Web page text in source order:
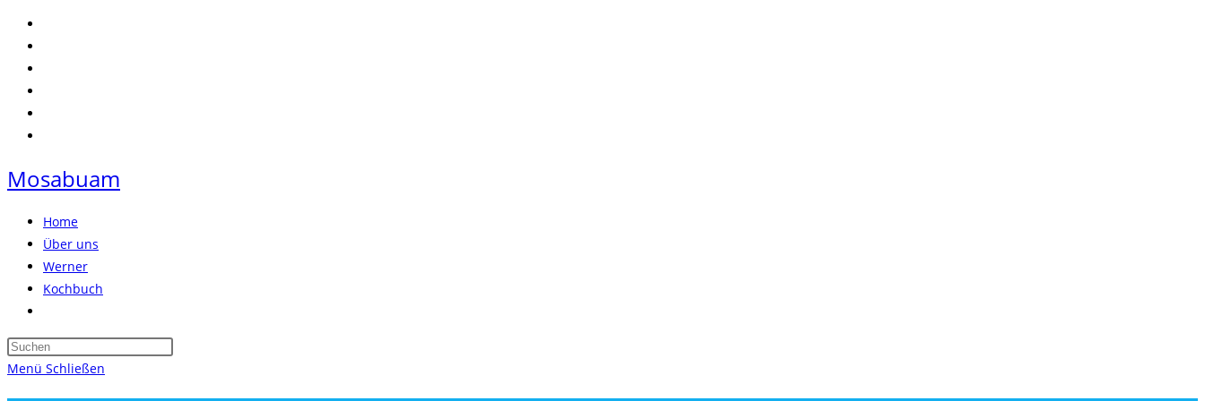
Zum
Inhalt
springen
Mosabuam
Home
Über uns
Werner
Kochbuch
umschalten
Press
Menü Schließen